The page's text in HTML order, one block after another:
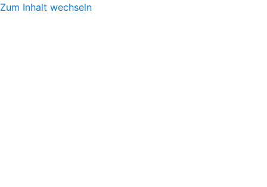
Zum Inhalt wechseln